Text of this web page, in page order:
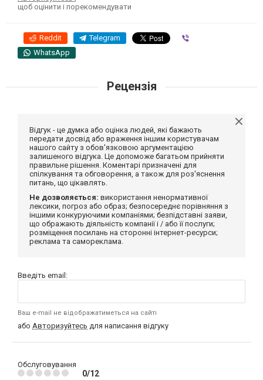
щоб оцінити і порекомендувати
Reddit Telegram
WhatsApp
Рецензія
Відгук - це думка або оцінка людей, які бажають
передати досвід або враження іншим користувачам
нашого сайту з обов'язковою аргументацією
залишеного відгука. Це допоможе багатьом прийняти
правильне рішення. Коментарі призначені для
спілкування та обговорення, а також для роз'яснення
питань, що цікавлять.
Не дозволяється: використання ненормативної
лексики, погроз або образ; безпосереднє порівняння з
іншими конкуруючими компаніями; безпідставні заяви,
що ображають діяльність компанії і / або її послуги;
розміщення посилань на сторонні інтернет-ресурси;
реклама та самореклама.
Введіть email:
Ваш e-mail не відображатиметься на сайті
або Авторизуйтесь для написання відгуку
Обслуговування
0/12